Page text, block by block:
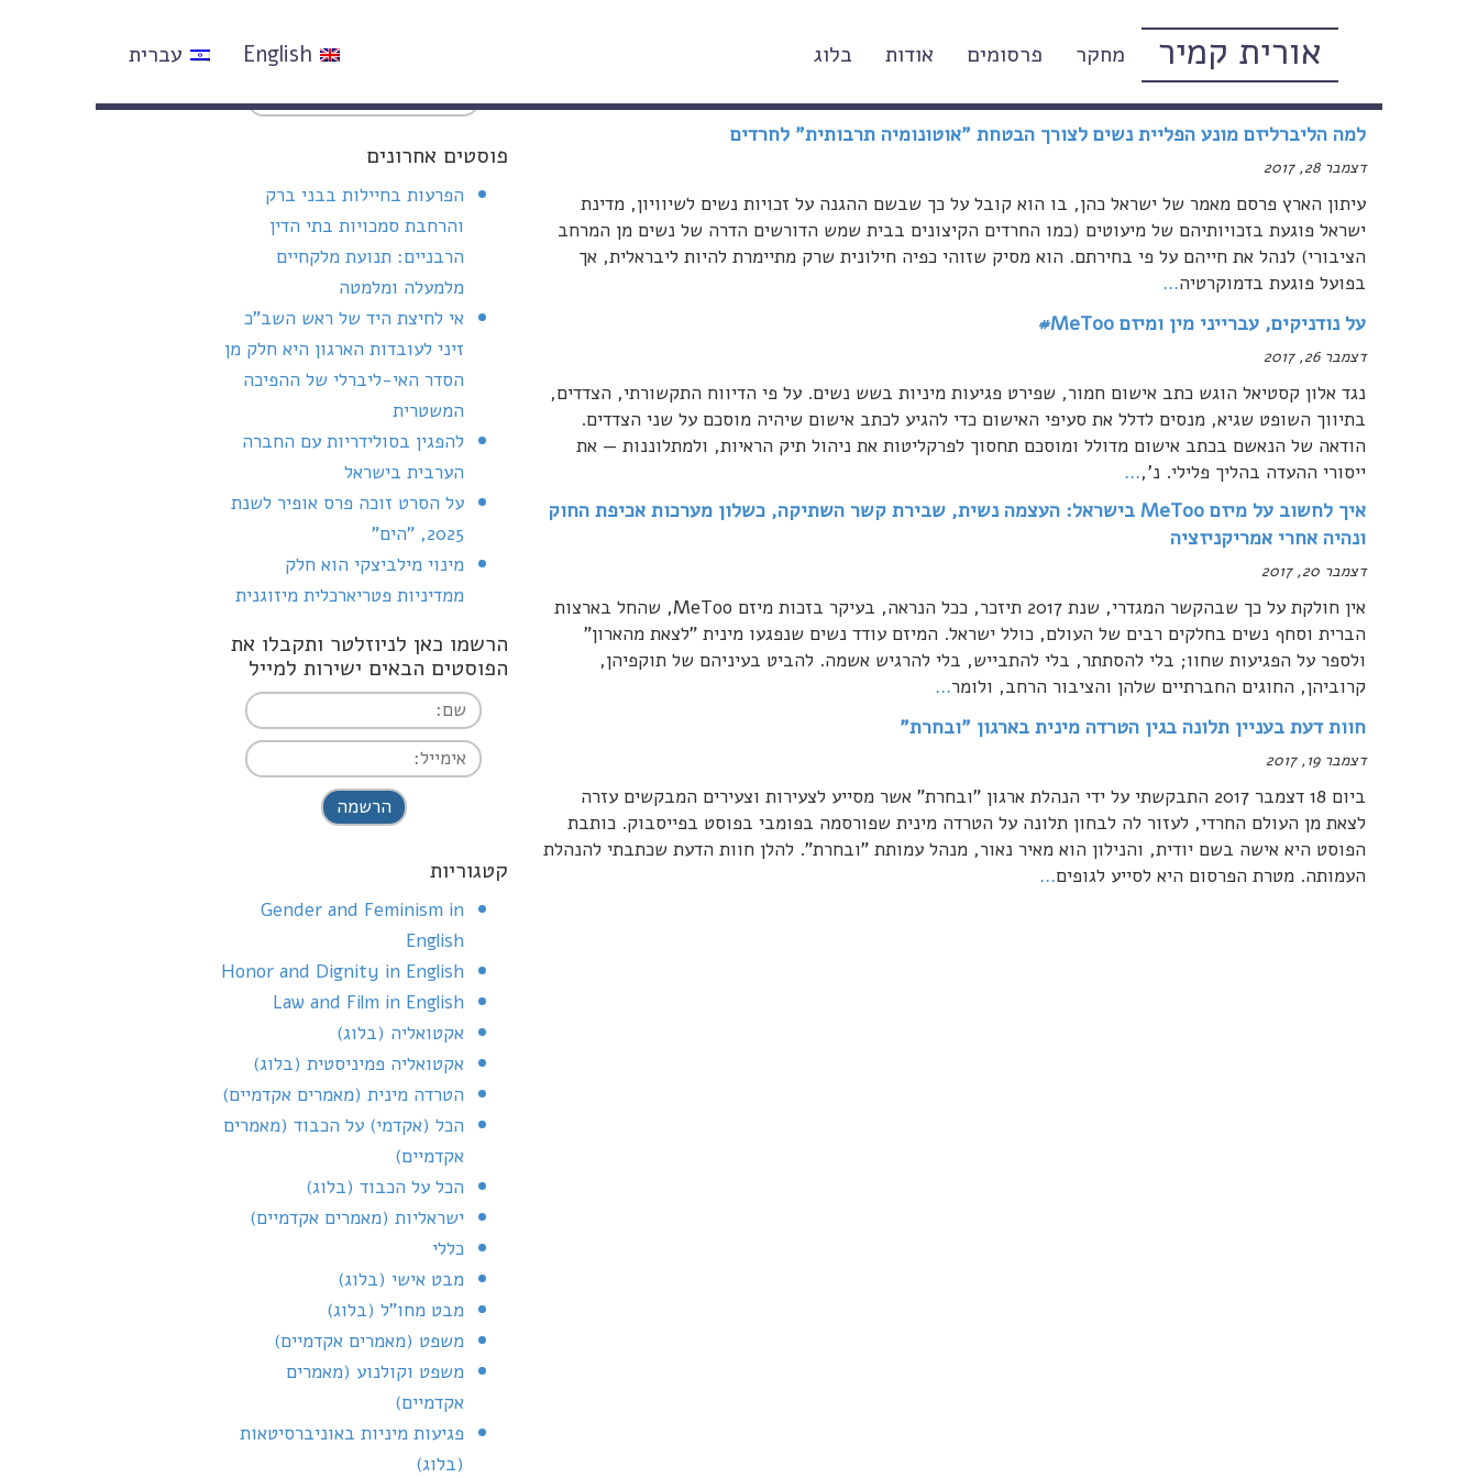
אורית קמיר מחקר פרסומים אודות בלוג עברית English
דצמבר, 2017
למה הליברליזם מונע הפליית נשים לצורך הבטחת "אוטונומיה תרבותית" לחרדים
דצמבר 28, 2017
עיתון הארץ פרסם מאמר של ישראל כהן, בו הוא קובל על כך שבשם ההגנה על זכויות נשים לשיוויון, מדינת
ישראל פוגעת בזכויותיהם של מיעוטים (כמו החרדים הקיצונים בבית שמש הדורשים הדרה של נשים מן המרחב
הציבורי) לנהל את חייהם על פי בחירתם. הוא מסיק שזוהי כפיה חילונית שרק מתיימרת להיות ליבראלית, אך
בפועל פוגעת בדמוקרטיה…
על נודניקים, עברייני מין ומיזם MeToo#
דצמבר 26, 2017
נגד אלון קסטיאל הוגש כתב אישום חמור, שפירט פגיעות מיניות בשש נשים. על פי הדיווח התקשורתי, הצדדים,
בתיווך השופט שגיא, מנסים לדלל את סעיפי האישום כדי להגיע לכתב אישום שיהיה מוסכם על שני הצדדים.
הודאה של הנאשם בכתב אישום מדולל ומוסכם תחסוך לפרקליטות את ניהול תיק הראיות, ולמתלוננות — את
ייסורי ההעדה בהליך פלילי. נ',…
איך לחשוב על מיזם MeToo בישראל: העצמה נשית, שבירת קשר השתיקה, כשלון מערכות אכיפת החוק
ונהיה אחרי אמריקניזציה
דצמבר 20, 2017
אין חולקת על כך שבהקשר המגדרי, שנת 2017 תיזכר, ככל הנראה, בעיקר בזכות מיזם MeToo, שהחל בארצות
הברית וסחף נשים בחלקים רבים של העולם, כולל ישראל. המיזם עודד נשים שנפגעו מינית "לצאת מהארון"
ולספר על הפגיעות שחוו; בלי להסתתר, בלי להתבייש, בלי להרגיש אשמה. להביט בעיניהם של תוקפיהן,
קרוביהן, החוגים החברתיים שלהן והציבור הרחב, ולומר…
חוות דעת בעניין תלונה בגין הטרדה מינית בארגון "ובחרת"
דצמבר 19, 2017
ביום 18 דצמבר 2017 התבקשתי על ידי הנהלת ארגון "ובחרת" אשר מסייע לצעירות וצעירים המבקשים עזרה
לצאת מן העולם החרדי, לעזור לה לבחון תלונה על הטרדה מינית שפורסמה בפומבי בפוסט בפייסבוק. כותבת
הפוסט היא אישה בשם יודית, והנילון הוא מאיר נאור, מנהל עמותת "ובחרת". להלן חוות הדעת שכתבתי להנהלת
העמותה. מטרת הפרסום היא לסייע לגופים…
פוסטים אחרונים
הפרעות בחיילות בבני ברק
והרחבת סמכויות בתי הדין
הרבניים: תנועת מלקחיים
מלמעלה ומלמטה
אי לחיצת היד של ראש השב"כ
זיני לעובדות הארגון היא חלק מן
הסדר האי-ליברלי של ההפיכה
המשטרית
להפגין בסולידריות עם החברה
הערבית בישראל
על הסרט זוכה פרס אופיר לשנת
2025, "הים"
מינוי מילביצקי הוא חלק
ממדיניות פטריארכלית מיזוגנית
הרשמו כאן לניוזלטר ותקבלו את
הפוסטים הבאים ישירות למייל
I agree terms and
קטגוריות
Gender and Feminism in
English
Honor and Dignity in English
Law and Film in English
אקטואליה (בלוג)
אקטואליה פמיניסטית (בלוג)
הטרדה מינית (מאמרים אקדמיים)
הכל (אקדמי) על הכבוד (מאמרים
אקדמיים)
הכל על הכבוד (בלוג)
ישראליות (מאמרים אקדמיים)
כללי
מבט אישי (בלוג)
מבט מחו"ל (בלוג)
משפט (מאמרים אקדמיים)
משפט וקולנוע (מאמרים
אקדמיים)
פגיעות מיניות באוניברסיטאות
(בלוג)